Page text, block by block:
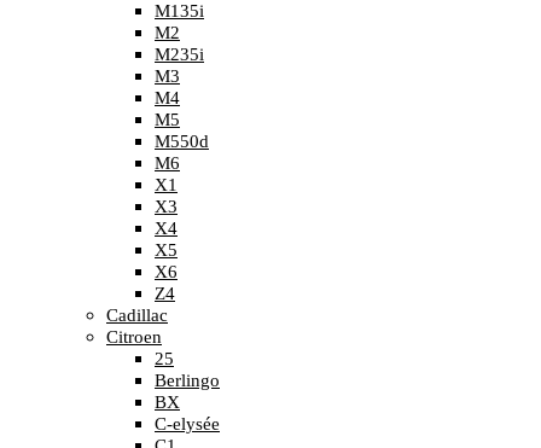
M135i
M2
M235i
M3
M4
M5
M550d
M6
X1
X3
X4
X5
X6
Z4
Cadillac
Citroen
25
Berlingo
BX
C-elysée